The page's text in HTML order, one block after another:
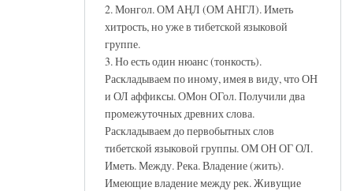
2. Монгол. ОМ АҢЛ (ОМ АНГЛ). Иметь
хитрость, но уже в тибетской языковой
группе.
3. Но есть один нюанс (тонкость).
Раскладываем по иному, имея в виду, что ОН
и ОЛ аффиксы. ОМон ОГол. Получили два
промежуточных древних слова.
Раскладываем до первобытных слов
тибетской языковой группы. ОМ ОН ОГ ОЛ.
Иметь. Между. Река. Владение (жить).
Имеющие владение между рек. Живущие